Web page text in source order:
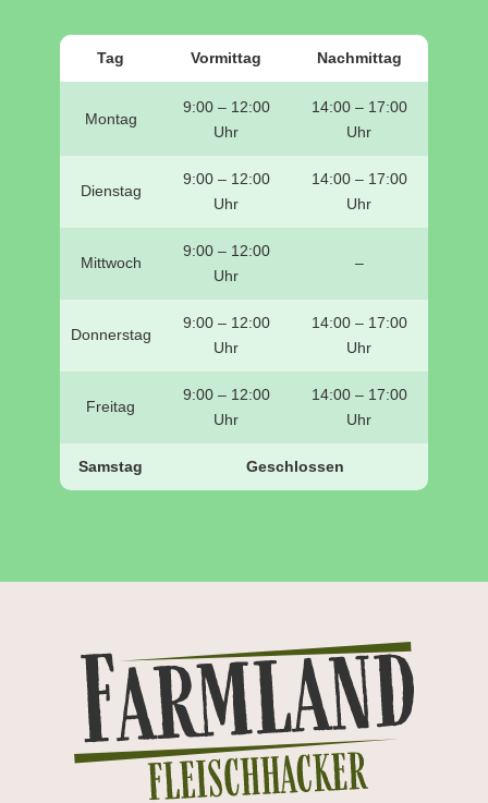
Tag Vormittag Nachmittag
Montag
9:00 – 12:00
Uhr
14:00 – 17:00
Uhr
Dienstag
9:00 – 12:00
Uhr
14:00 – 17:00
Uhr
Mittwoch
9:00 – 12:00
Uhr
–
Donnerstag
9:00 – 12:00
Uhr
14:00 – 17:00
Uhr
Freitag
9:00 – 12:00
Uhr
14:00 – 17:00
Uhr
Samstag Geschlossen